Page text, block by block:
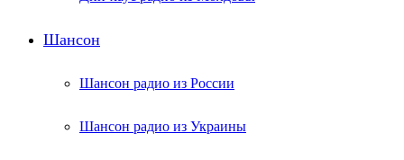
Шансон
Шансон радио из России
Шансон радио из Украины